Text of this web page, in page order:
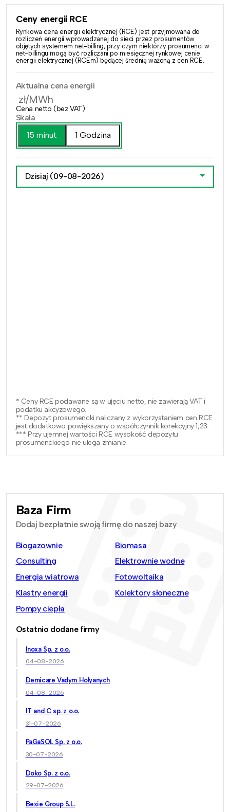
Ceny energii RCE
Rynkowa cena energii elektrycznej (RCE) jest przyjmowana do
rozliczeń energii wprowadzanej do sieci przez prosumentów
objętych systemem net-billing, przy czym niektórzy prosumenci w
net-billingu mogą być rozliczani po miesięcznej rynkowej cenie
energii elektrycznej (RCEm) będącej średnią ważoną z cen RCE.
Aktualna cena energii
zł/MWh
Cena netto (bez VAT)
Skala
15 minut
1 Godzina
Dzisiaj (09-08-2026)
* Ceny RCE podawane są w ujęciu netto, nie zawierają VAT i
podatku akcyzowego.
** Depozyt prosumencki naliczany z wykorzystaniem cen RCE
jest dodatkowo powiększany o współczynnik korekcyjny 1,23.
*** Przy ujemnej wartości RCE wysokość depozytu
prosumenckiego nie ulega zmianie.
Baza Firm
Dodaj bezpłatnie swoją firmę do naszej bazy
Biogazownie
Biomasa
Consulting
Elektrownie wodne
Energia wiatrowa
Fotowoltaika
Klastry energii
Kolektory słoneczne
Pompy ciepła
Ostatnio dodane firmy
Inoxa Sp. z o.o.
04-08-2026
Demicare Vadym Holyanych
04-08-2026
IT and C sp. z o.o.
31-07-2026
PaGaSOL Sp. z o.o.
30-07-2026
Doko Sp. z o.o.
29-07-2026
Bexie Group S.L.